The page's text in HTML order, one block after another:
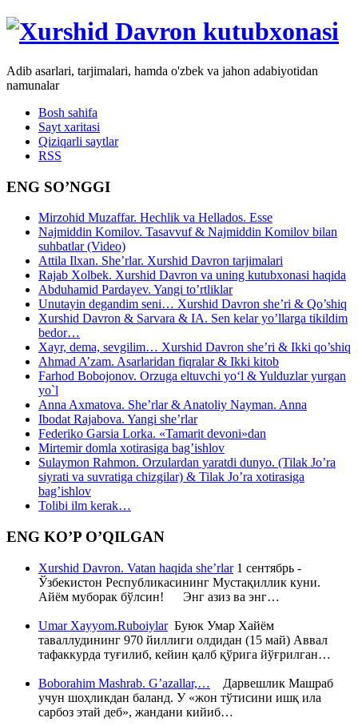
Adib asarlari, tarjimalari, hamda o'zbek va jahon adabiyotidan
namunalar
Bosh sahifa
Sayt xaritasi
Qiziqarli saytlar
RSS
ENG SO’NGGI
Mirzohid Muzaffar. Hechlik va Hellados. Esse
Najmiddin Komilov. Tasavvuf & Najmiddin Komilov bilan
suhbatlar (Video)
Attila Ilxan. She’rlar. Xurshid Davron tarjimalari
Rajab Xolbek. Xurshid Davron va uning kutubxonasi haqida
Abduhamid Pardayev. Yangi to’rtliklar
Unutayin degandim seni… Xurshid Davron she’ri & Qo’shiq
Xurshid Davron & Sarvara & IA. Sen kelar yo’llarga tikildim
bedor…
Xayr, dema, sevgilim… Xurshid Davron she’ri & Ikki qo’shiq
Ahmad A’zam. Asarlaridan fiqralar & Ikki kitob
Farhod Bobojonov. Orzuga eltuvchi yo‘l & Yulduzlar yurgan
yo`l
Anna Axmatova. She’rlar & Anatoliy Nayman. Anna
Ibodat Rajabova. Yangi she’rlar
Federiko Garsia Lorka. «Tamarit devoni»dan
Mirtemir domla xotirasiga bag’ishlov
Sulaymon Rahmon. Orzulardan yaratdi dunyo. (Tilak Jo’ra
siyrati va suvratiga chizgilar) & Tilak Jo’ra xotirasiga
bag’ishlov
Tolibi ilm kerak…
ENG KO’P O’QILGAN
Xurshid Davron. Vatan haqida she’rlar1 сентябрь -
Ўзбекистон Республикасининг Мустақиллик куни.
Айём муборак бўлсин! Энг азиз ва энг…
Umar Xayyom.RuboiylarБуюк Умар Хайём
таваллудининг 970 йиллиги олдидан (15 май) Аввал
тафаккурда туғилиб, кейин қалб қўрига йўғрилган…
Boborahim Mashrab. G’azallar,… Дарвешлик Машраб
учун шоҳликдан баланд. У «жон тўтисини ишқ ила
сарбоз этай деб», жандани кийиб…